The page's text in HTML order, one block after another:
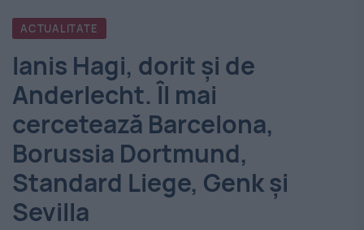
România
Evenimentul
Zilei
ACTUALITATE
Ianis Hagi, dorit și de
Anderlecht. Îl mai
cercetează Barcelona,
Borussia Dortmund,
Standard Liege, Genk şi
Sevilla